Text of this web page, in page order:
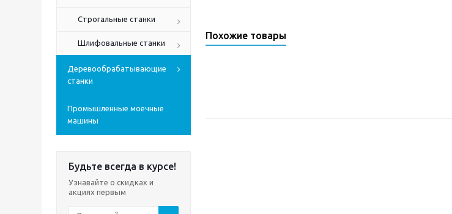
Строгальные станки
Шлифовальные станки
Деревообрабатывающие
станки
Промышленные моечные
машины
Будьте всегда в курсе!
Узнавайте о скидках и
акциях первым
Похожие товары